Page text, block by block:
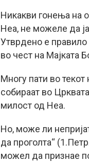
Никакви гонења на
Неа, не можеле да
Утврдено е правило
во чест на Мајката
Многу пати во текот
собираат во
милост од Неа.
Но, може ли
да проголта“
можел да признае